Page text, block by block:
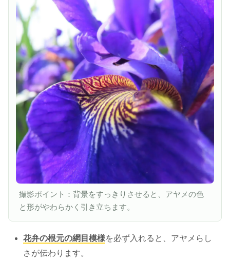
撮影ポイント：背景をすっきりさせると、アヤメの色
と形がやわらかく引き立ちます。
花弁の根元の網目模様を必ず入れると、アヤメらし
さが伝わります。